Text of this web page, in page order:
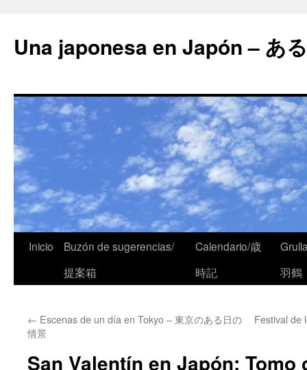
Una japonesa en Japón – あ
Inicio
Buzón de sugerencias/
提案箱
Calendario/歳
時記
羽鶴
← Escenas de un día en Tokyo – 東京のある日の
情景
Festival de
San Valentín en Japón: Tomo